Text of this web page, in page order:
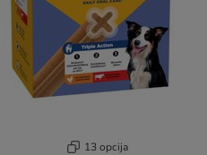
13 opcija